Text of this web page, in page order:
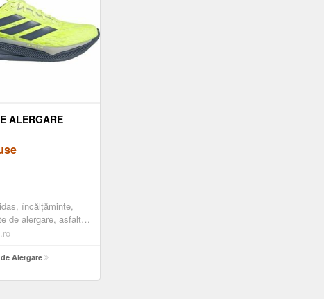
ALERGARE
încălțăminte,
de alergare, asfalt,
Alergare